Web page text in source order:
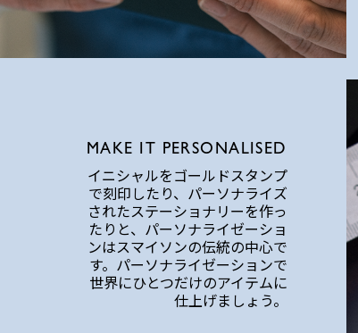
MAKE IT PERSONALISED
イニシャルをゴールドスタンプ
で刻印したり、パーソナライズ
されたステーショナリーを作っ
たりと、パーソナライゼーショ
ンはスマイソンの伝統の中心で
す。パーソナライゼーションで
世界にひとつだけのアイテムに
仕上げましょう。